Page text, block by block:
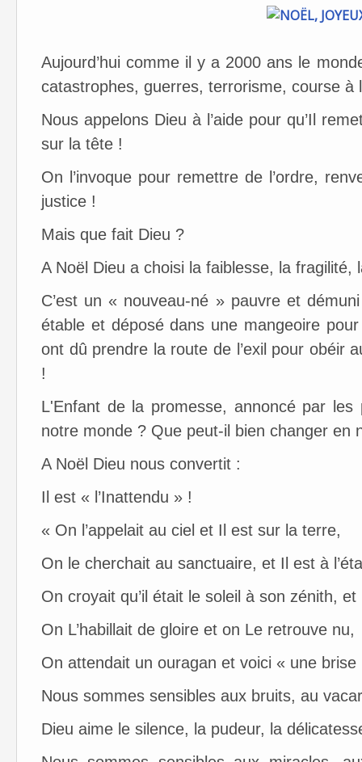
Aujourd’hui comme il y a 2000 ans le
catastrophes, guerres, terrorisme, course à
Nous appelons Dieu à l’aide pour qu’Il
sur la tête !
On l’invoque pour remettre de l’ordre,
justice !
Mais que fait Dieu ?
A Noël Dieu a choisi la faiblesse, la fragilité,
C’est un « nouveau-né » pauvre et
étable et déposé dans une mangeoire
ont dû prendre la route de l’exil pour obéir
!
L'Enfant de la promesse, annoncé par
notre monde ? Que peut-il bien changer en
A Noël Dieu nous convertit :
Il est « l’Inattendu » !
« On l’appelait au ciel et Il est sur la terre,
On le cherchait au sanctuaire, et Il est à
On croyait qu’il était le soleil à son zénith,
On L’habillait de gloire et on Le retrouve nu,
On attendait un ouragan et voici « une brise
Nous sommes sensibles aux bruits, au
Dieu aime le silence, la pudeur, la